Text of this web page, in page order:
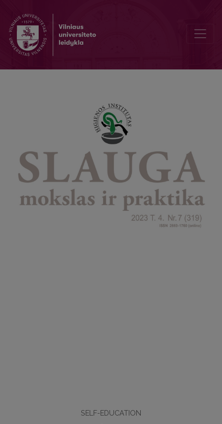
SELF-EDUCATION